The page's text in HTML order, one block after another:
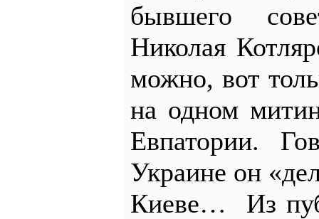
бывшего
Николая
можно, вот
на одном
Евпатории.
Украине он
Киеве… Из